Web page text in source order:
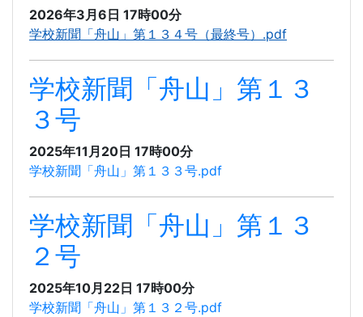
2026年3月6日 17時00分
学校新聞「舟山」第１３４号（最終号）.pdf
学校新聞「舟山」第１３
３号
2025年11月20日 17時00分
学校新聞「舟山」第１３３号.pdf
学校新聞「舟山」第１３
２号
2025年10月22日 17時00分
学校新聞「舟山」第１３２号.pdf